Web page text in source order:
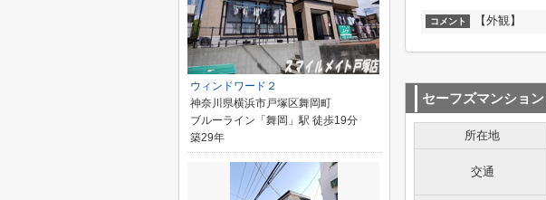
コメント 【外観】
セーフズマンション
所在地
交通
ウィンドワード２
神奈川県横浜市戸塚区舞岡町
ブルーライン「舞岡」駅 徒歩19分
築29年